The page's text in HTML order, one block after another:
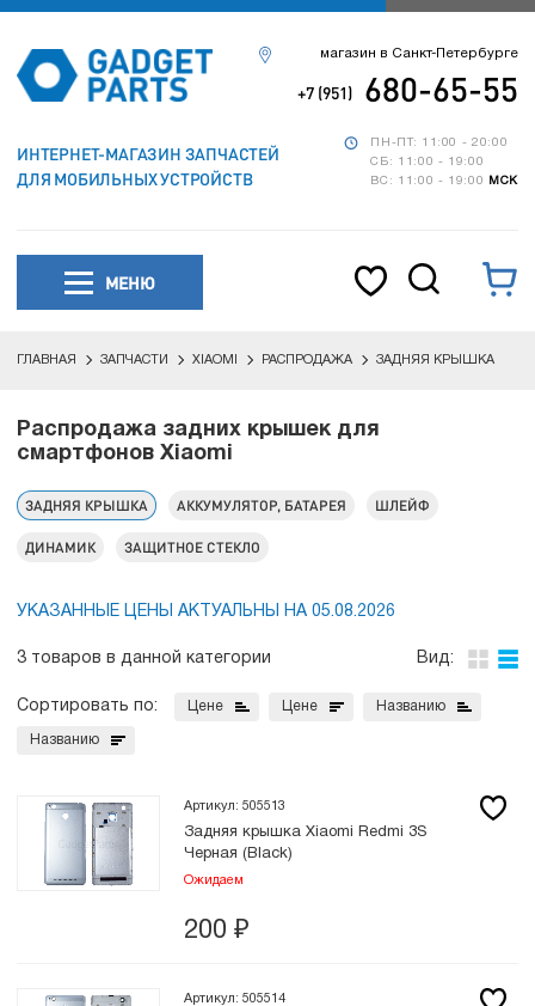
ИНТЕРНЕТ-МАГАЗИН ЗАПЧАСТЕЙ
ДЛЯ МОБИЛЬНЫХ УСТРОЙСТВ
ПН-ПТ: 11:00 - 20:00
СБ: 11:00 - 19:00
ВС: 11:00 - 19:00
МСК
магазин в Санкт-Петербурге
+7 (951) 680-65-55
МЕНЮ
ГЛАВНАЯ ЗАПЧАСТИ XIAOMI РАСПРОДАЖА ЗАДНЯЯ КРЫШКА
Распродажа задних крышек для
смартфонов Xiaomi
ЗАДНЯЯ КРЫШКА АККУМУЛЯТОР, БАТАРЕЯ ШЛЕЙФ
ДИНАМИК ЗАЩИТНОЕ СТЕКЛО
УКАЗАННЫЕ ЦЕНЫ АКТУАЛЬНЫ НА 05.08.2026
3 товаров в данной категории Вид:
Сортировать по: Цене Цене Названию
Названию
Артикул: 505513
Задняя крышка Xiaomi Redmi 3S
Черная (Black)
Ожидаем
200 ₽
Артикул: 505514